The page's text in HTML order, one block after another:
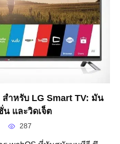
สำหรับ LG Smart TV: มัน
และวิดเจ็ต
287